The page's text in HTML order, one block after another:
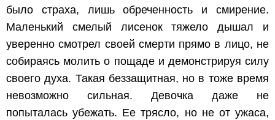
было страха, лишь обреченность и смирение.
Маленький смелый лисенок тяжело дышал и
уверенно смотрел своей смерти прямо в лицо, не
собираясь молить о пощаде и демонстрируя силу
своего духа. Такая беззащитная, но в тоже время
невозможно сильная. Девочка даже не
попыталась убежать. Ее трясло, но не от ужаса,